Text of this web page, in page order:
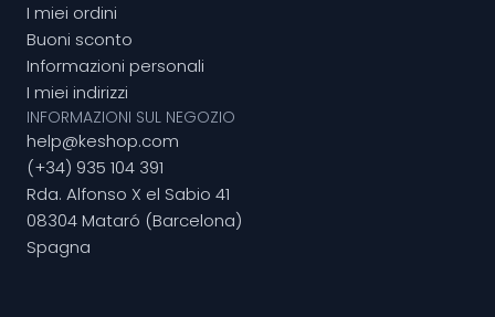
I miei ordini
Buoni sconto
Informazioni personali
I miei indirizzi
INFORMAZIONI SUL NEGOZIO
help@keshop.com
(+34) 935 104 391
Rda. Alfonso X el Sabio 41
08304 Mataró (Barcelona)
Spagna